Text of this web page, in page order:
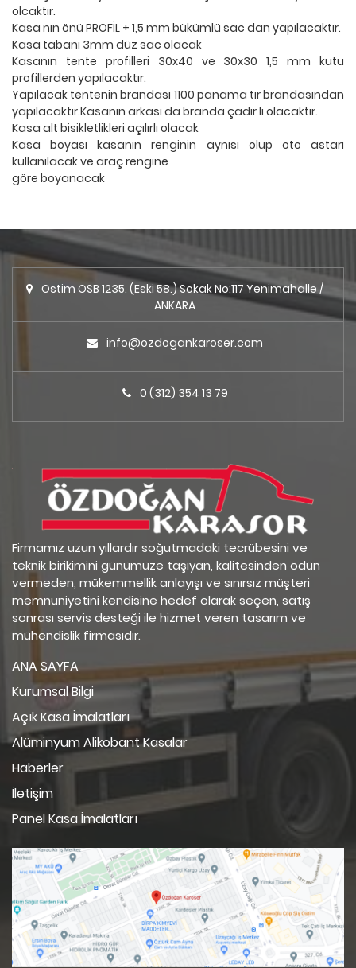
olcaktır.
Kasa nın önü PROFİL + 1,5 mm bükümlü sac dan yapılacaktır.
Kasa tabanı 3mm düz sac olacak
Kasanın tente profilleri 30x40 ve 30x30 1,5 mm kutu
profillerden yapılacaktır.
Yapılacak tentenin brandası 1100 panama tır brandasından
yapılacaktır.Kasanın arkası da branda çadır lı olacaktır.
Kasa alt bisikletlikleri açılırlı olacak
Kasa boyası kasanın renginin aynısı olup oto astarı
kullanılacak ve araç rengine
Ostim OSB 1235. (Eski 58.) Sokak No:117 Yenimahalle /
ANKARA
info@ozdogankaroser.com
0 (312) 354 13 79
Firmamız uzun yıllardır soğutmadaki tecrübesini ve
teknik birikimini günümüze taşıyan, kalitesinden ödün
vermeden, mükemmellik anlayışı ve sınırsız müşteri
memnuniyetini kendisine hedef olarak seçen, satış
sonrası servis desteği ile hizmet veren tasarım ve
mühendislik firmasıdır.
ANA SAYFA
Kurumsal Bilgi
Açık Kasa İmalatları
Alüminyum Alikobant Kasalar
Haberler
İletişim
Panel Kasa İmalatları